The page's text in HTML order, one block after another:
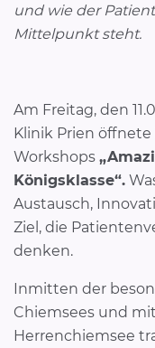
und wie der
Mittelpunkt steht.
Am Freitag, den
Klinik Prien
Workshops
Königsklasse“.
Austausch,
Ziel, die
denken.
Inmitten der
Chiemsees und
Herrenchiemsee